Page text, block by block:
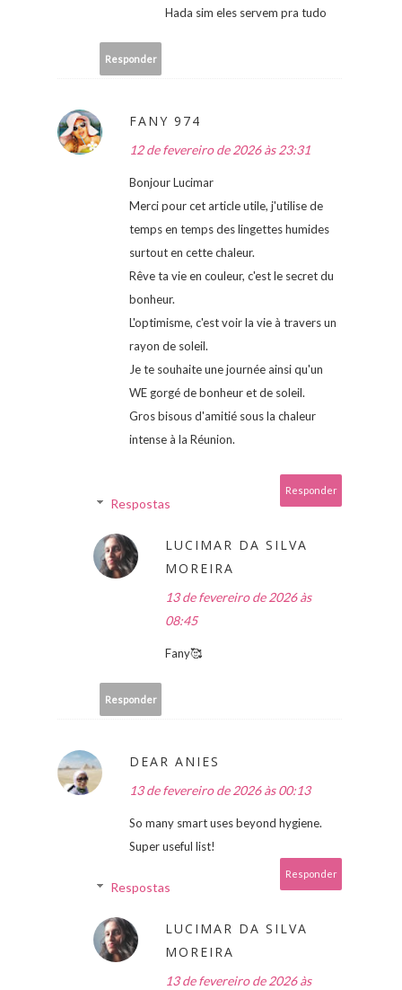
Hada sim eles servem pra tudo
Responder
FANY 974
12 de fevereiro de 2026 às 23:31
Bonjour Lucimar
Merci pour cet article utile, j'utilise de
temps en temps des lingettes humides
surtout en cette chaleur.
Rêve ta vie en couleur, c'est le secret du
bonheur.
L'optimisme, c'est voir la vie à travers un
rayon de soleil.
Je te souhaite une journée ainsi qu'un
WE gorgé de bonheur et de soleil.
Gros bisous d'amitié sous la chaleur
intense à la Réunion.
Responder
Respostas
LUCIMAR DA SILVA
MOREIRA
13 de fevereiro de 2026 às
08:45
Fany🥰
Responder
DEAR ANIES
13 de fevereiro de 2026 às 00:13
So many smart uses beyond hygiene.
Super useful list!
Responder
Respostas
LUCIMAR DA SILVA
MOREIRA
13 de fevereiro de 2026 às